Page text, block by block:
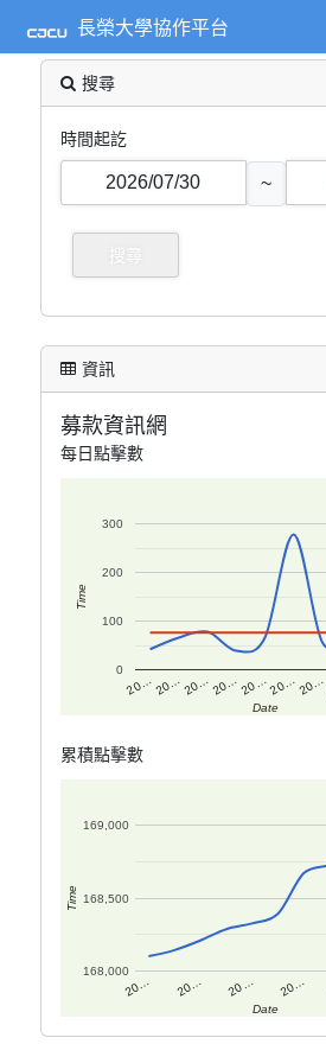
長榮大學協作平台
搜尋
時間起訖
~
資訊
募款資訊網
每日點擊數
20…20…20…20…20…20…20…
0
100
200
300
Date
Time
累積點擊數
20… 20… 20… 20…
168,000
168,500
169,000
Date
Time